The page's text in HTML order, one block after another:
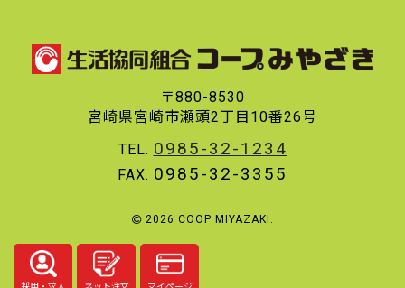
〒880-8530
宮崎県宮崎市瀬頭2丁目10番26号
TEL. 0985-32-1234
FAX. 0985-32-3355
2026 COOP MIYAZAKI.